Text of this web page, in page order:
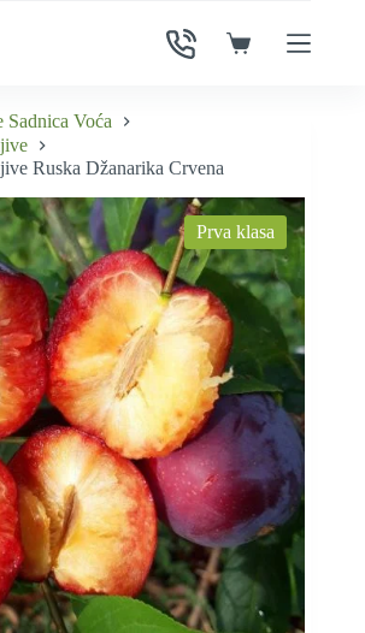
Shopping
Sadnica Voća
Ruska Džanarika Crvena
Prva klasa